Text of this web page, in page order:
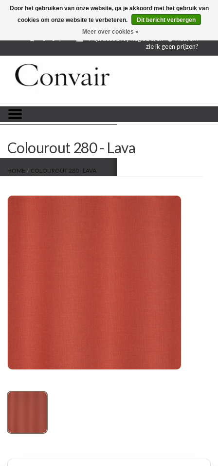
Gratis verzending bij aankoop vanaf € 250,-
Gratis
0 - €--,--
Mijn account | Registreren
Waarom
zie ik geen prijzen?
Stoffen per meter
Restanten
Colourout 280 - Lava
HOME / COLOUROUT 280 - LAVA
Door het gebruiken van onze website, ga je akkoord met het gebruik van
cookies om onze website te verbeteren.
Dit bericht verbergen
Meer over cookies »